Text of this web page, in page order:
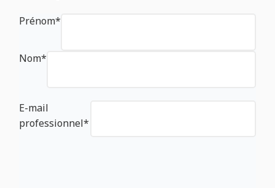
Prénom*
Nom*
E-mail
professionnel*